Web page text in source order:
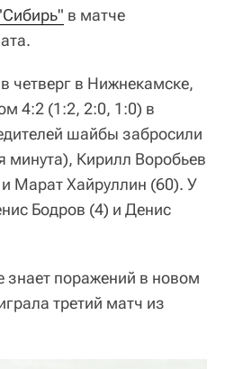
в матче
четверг в Нижнекамске,
4:2 (1:2, 2:0, 1:0) в
шайбы забросили
минута), Кирилл Воробьев
Марат Хайруллин (60). У
Бодров (4) и Денис
знает поражений в новом
третий матч из